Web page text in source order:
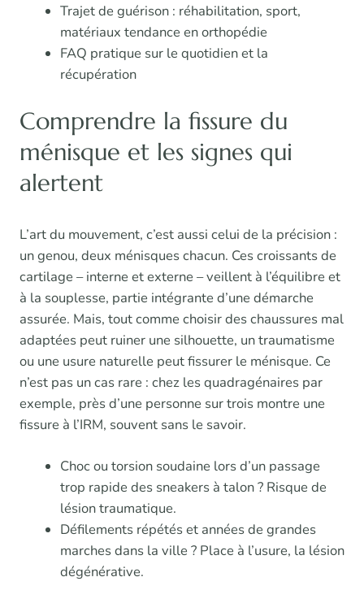
Trajet de guérison : réhabilitation, sport,
matériaux tendance en orthopédie
FAQ pratique sur le quotidien et la
récupération
Comprendre la fissure du
ménisque et les signes qui
alertent
L’art du mouvement, c’est aussi celui de la précision :
un genou, deux ménisques chacun. Ces croissants de
cartilage – interne et externe – veillent à l’équilibre et
à la souplesse, partie intégrante d’une démarche
assurée. Mais, tout comme choisir des chaussures mal
adaptées peut ruiner une silhouette, un traumatisme
ou une usure naturelle peut fissurer le ménisque. Ce
n’est pas un cas rare : chez les quadragénaires par
exemple, près d’une personne sur trois montre une
fissure à l’IRM, souvent sans le savoir.
Choc ou torsion soudaine lors d’un passage
trop rapide des sneakers à talon ? Risque de
lésion traumatique.
Défilements répétés et années de grandes
marches dans la ville ? Place à l’usure, la lésion
dégénérative.